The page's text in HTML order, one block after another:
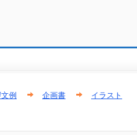
例 企画書
イラスト